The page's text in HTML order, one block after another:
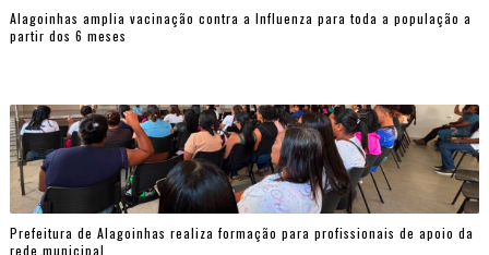
Alagoinhas amplia vacinação contra a Influenza para toda a população a
partir dos 6 meses
Prefeitura de Alagoinhas realiza formação para profissionais de apoio da
rede municipal